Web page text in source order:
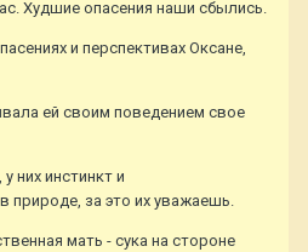
Худшие опасения наши сбылись.
и перспективах Оксане,
ей своим поведением свое
них инстинкт и
природе, за это их уважаешь.
мать - сука на стороне